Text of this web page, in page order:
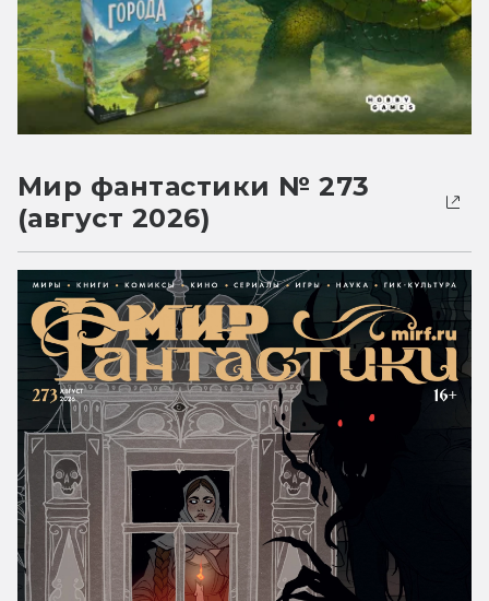
Мир фантастики № 273
(август 2026)